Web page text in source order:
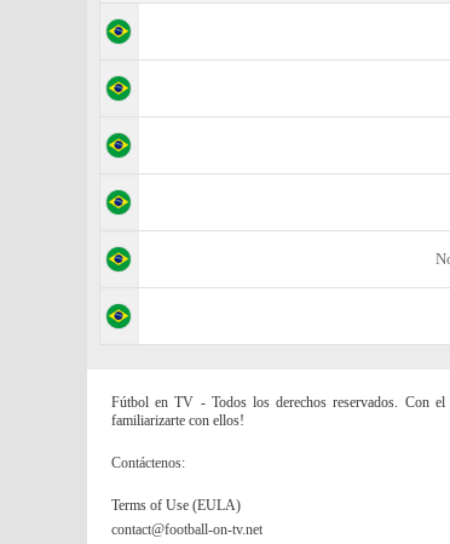
Fútbol en TV - Todos los derechos reservados. Con el
familiarizarte con ellos!
Contáctenos:
Terms of Use (EULA)
contact@football-on-tv.net